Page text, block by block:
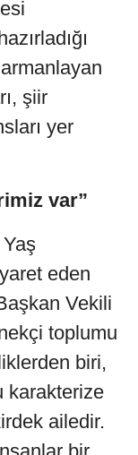
şiir
yer
var”
Yaş
eden
Vekili
toplumu
biri,
karakterize
ailedir.